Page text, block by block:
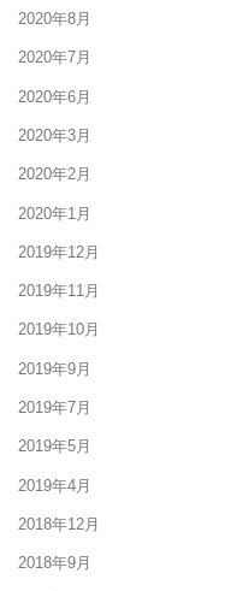
2020年8月
2020年7月
2020年6月
2020年3月
2020年2月
2020年1月
2019年12月
2019年11月
2019年10月
2019年9月
2019年7月
2019年5月
2019年4月
2018年12月
2018年9月